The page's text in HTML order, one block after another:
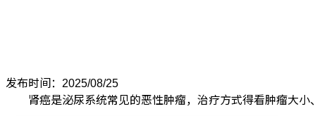
发布时间：2025/08/25
肾癌是泌尿系统常见的恶性肿瘤，治疗方式得看肿瘤大小